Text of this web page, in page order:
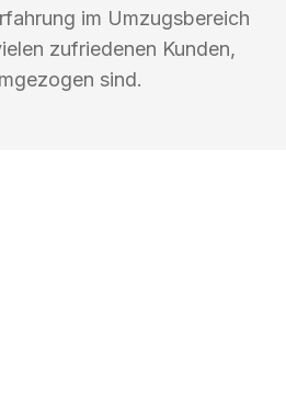
im Umzugsbereich
zufriedenen Kunden,
sind.